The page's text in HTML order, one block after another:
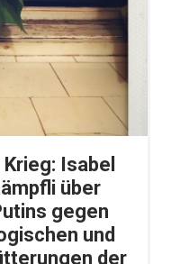
Isabel
über
gegen
und
der